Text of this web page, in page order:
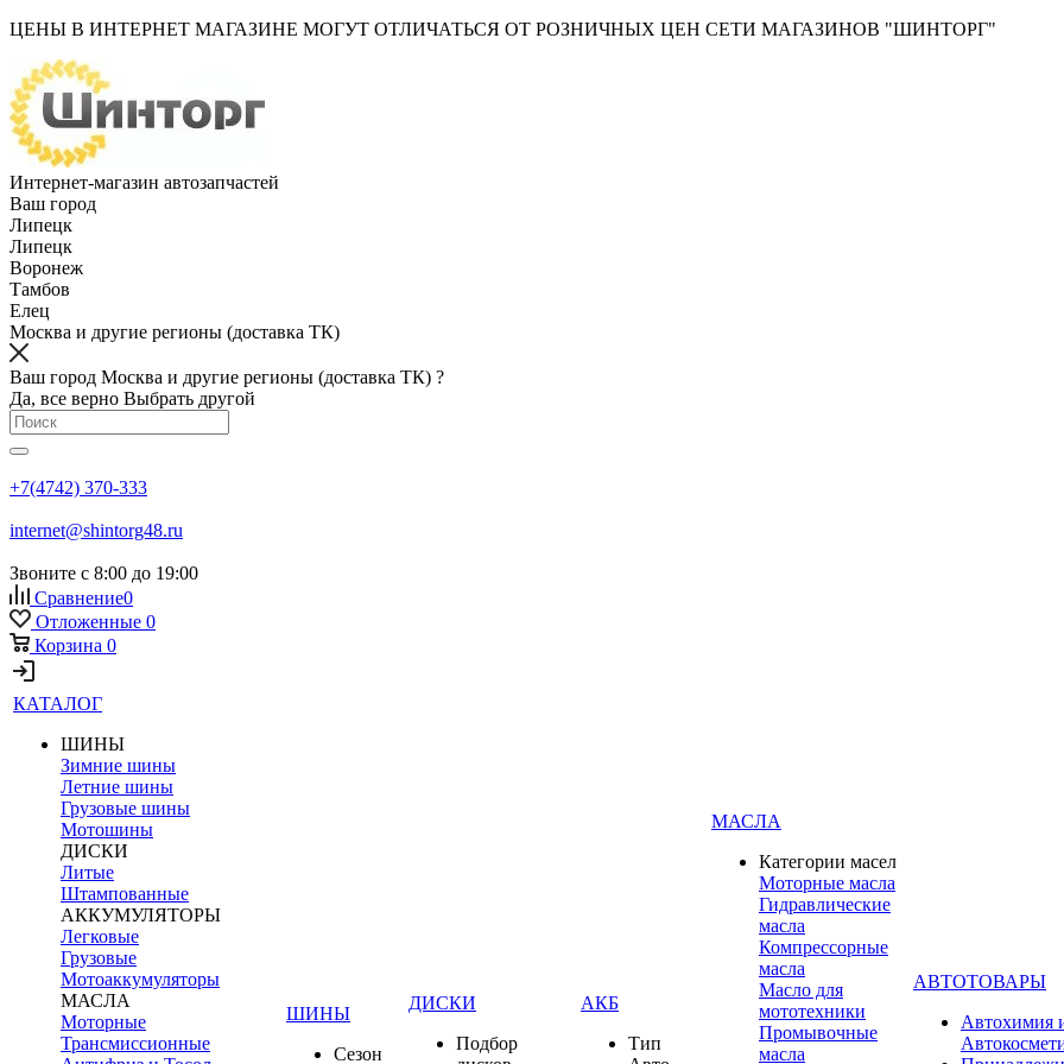
ЦЕНЫ В ИНТЕРНЕТ МАГАЗИНЕ МОГУТ ОТЛИЧАТЬСЯ ОТ РОЗНИЧНЫХ ЦЕН СЕТИ МАГАЗИНОВ "ШИНТОРГ"
Интернет-магазин автозапчастей
Ваш город
Липецк
Липецк
Воронеж
Тамбов
Елец
Москва и другие регионы (доставка ТК)
Ваш город Москва и другие регионы (доставка ТК) ?
Да, все верно Выбрать другой
+7(4742) 370-333
internet@shintorg48.ru
Звоните с 8:00 до 19:00
Сравнение0
Отложенные 0
Корзина 0
КАТАЛОГ
ШИНЫ
Зимние шины
Летние шины
Грузовые шины
Мотошины
ДИСКИ
Литые
Штампованные
АККУМУЛЯТОРЫ
Легковые
Грузовые
Мотоаккумуляторы
МАСЛА
Моторные
Трансмиссионные
ШИНЫ
Сезон
ДИСКИ
Подбор
АКБ
Тип
МАСЛА
Категории масел
Моторные масла
Гидравлические
масла
Компрессорные
масла
Масло для
мототехники
Промывочные
масла
АВТОТОВАРЫ
Автохимия